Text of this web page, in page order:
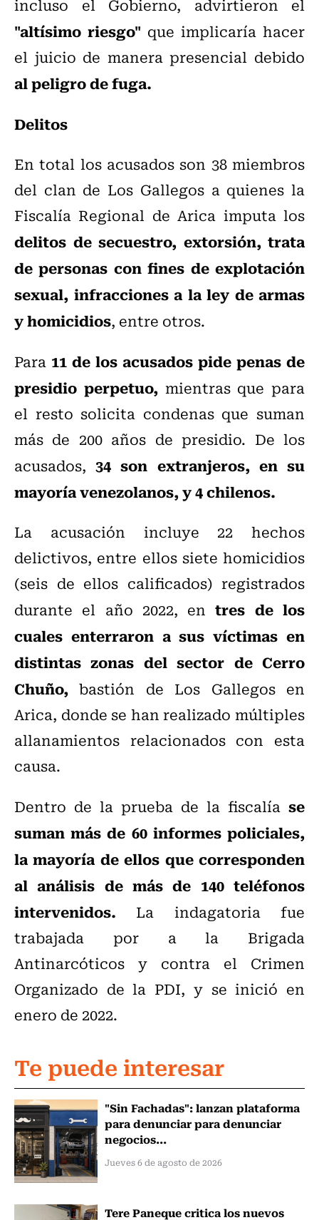
incluso el Gobierno, advirtieron el
"altísimo riesgo" que implicaría hacer
el juicio de manera presencial debido
al peligro de fuga.
Delitos
En total los acusados son 38 miembros
del clan de Los Gallegos a quienes la
Fiscalía Regional de Arica imputa los
delitos de secuestro, extorsión, trata
de personas con fines de explotación
sexual, infracciones a la ley de armas
y homicidios, entre otros.
Para 11 de los acusados pide penas de
presidio perpetuo,mientras que para
el resto solicita condenas que suman
más de 200 años de presidio. De los
acusados,34 son extranjeros, en su
mayoría venezolanos, y 4 chilenos.
La acusación incluye 22 hechos
delictivos, entre ellos siete homicidios
(seis de ellos calificados) registrados
durante el año 2022, entres de los
cuales enterraron a sus víctimas en
distintas zonas del sector de Cerro
Chuño, bastión de Los Gallegos en
Arica, donde se han realizado múltiples
allanamientos relacionados con esta
causa.
Dentro de la prueba de la fiscalía se
suman más de 60 informes policiales,
la mayoría de ellos que corresponden
al análisis de más de 140 teléfonos
intervenidos. La indagatoria fue
trabajada por a la Brigada
Antinarcóticos y contra el Crimen
Organizado de la PDI, y se inició en
enero de 2022.
Te puede interesar
"Sin Fachadas": lanzan plataforma
para denunciar para denunciar
negocios...
Jueves 6 de agosto de 2026
Tere Paneque critica los nuevos